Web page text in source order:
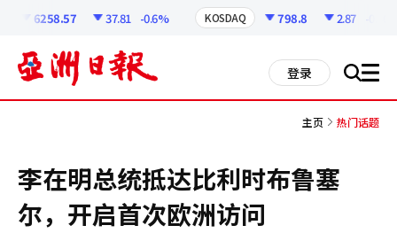
6258.57 37.81 -0.6% KOSDAQ 798.8 2.87
登录 搜 all
主页 热门话题
李在明总统抵达比利时布鲁塞
尔，开启首次欧洲访问